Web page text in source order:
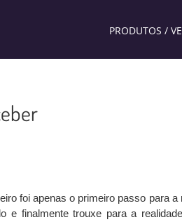
PRODUTOS /
foi apenas o primeiro passo para
e finalmente trouxe para a